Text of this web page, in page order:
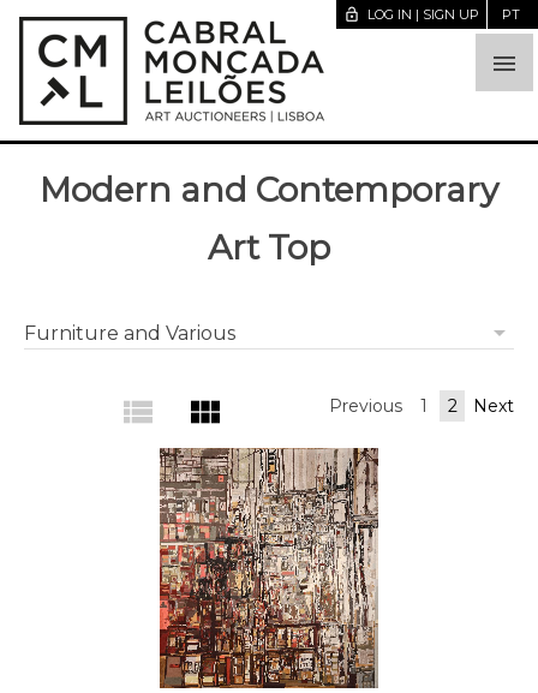

lock_open LOG IN | SIGN UP PT
Modern and Contemporary
Art Top
arrow_drop_down
Furniture and Various
view_list view_module Previous 1 2 Next